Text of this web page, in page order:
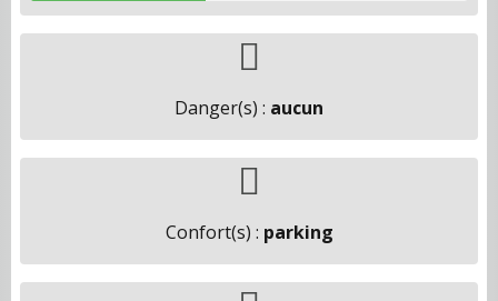
Danger(s) : aucun
Confort(s) : parking